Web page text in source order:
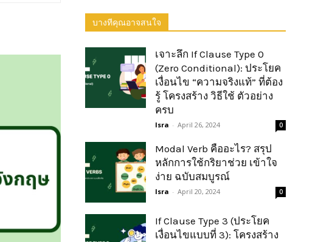
บางทีคุณอาจสนใจ
เจาะลึก If Clause Type 0
(Zero Conditional): ประโยค
เงื่อนไข “ความจริงแท้” ที่ต้อง
รู้ โครงสร้าง วิธีใช้ ตัวอย่าง
ครบ
Isra - April 26, 2024 0
Modal Verb คืออะไร? สรุป
หลักการใช้กริยาช่วย เข้าใจ
ง่าย ฉบับสมบูรณ์
Isra - April 20, 2024 0
If Clause Type 3 (ประโยค
เงื่อนไขแบบที่ 3): โครงสร้าง